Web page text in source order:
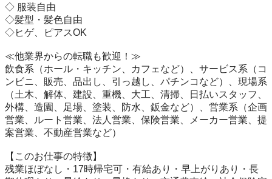
◇ 服装自由
◇髪型・髪色自由
◇ヒゲ、ピアスOK
≪他業界からの転職も歓迎！≫
飲食系（ホール・キッチン、カフェなど）、サービス系（コ
ンビニ、販売、品出し、引っ越し、パチンコなど）、現場系
（土木、解体、建設、重機、大工、清掃、日払いスタッフ、
外構、造園、足場、塗装、防水、鈑金など）、営業系（企画
営業、ルート営業、法人営業、保険営業、メーカー営業、提
案営業、不動産営業など）
【このお仕事の特徴】
残業ほぼなし・17時帰宅可・有給あり・早上がりあり・長